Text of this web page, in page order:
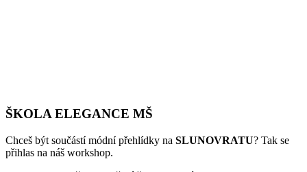
ŠKOLA ELEGANCE MŠ
Chceš být součástí módní přehlídky na SLUNOVRATU? Tak se
přihlas na náš workshop.